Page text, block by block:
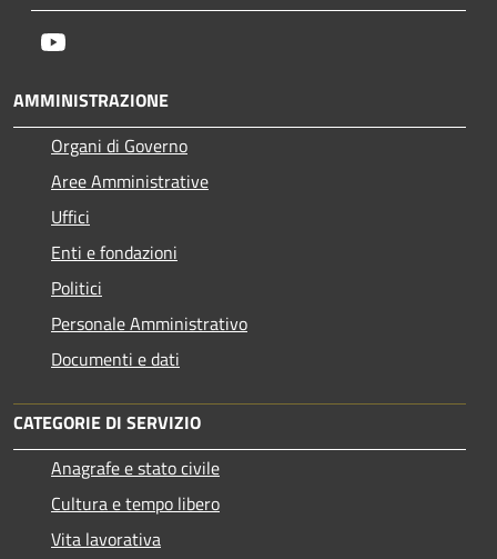
AMMINISTRAZIONE
Organi di Governo
Aree Amministrative
Uffici
Enti e fondazioni
Politici
Personale Amministrativo
Documenti e dati
CATEGORIE DI SERVIZIO
Anagrafe e stato civile
Cultura e tempo libero
Vita lavorativa